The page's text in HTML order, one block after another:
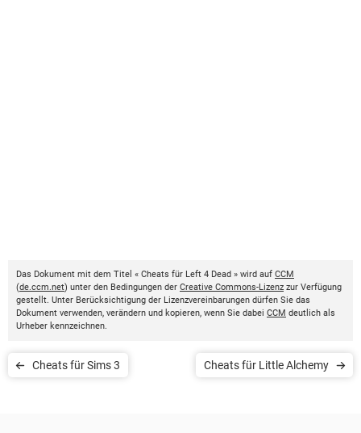
Das Dokument mit dem Titel « Cheats für Left 4 Dead » wird auf CCM
(de.ccm.net) unter den Bedingungen der Creative Commons-Lizenz zur Verfügung
gestellt. Unter Berücksichtigung der Lizenzvereinbarungen dürfen Sie das
Dokument verwenden, verändern und kopieren, wenn Sie dabei CCM deutlich als
Urheber kennzeichnen.
Cheats für Sims 3 Cheats für Little Alchemy